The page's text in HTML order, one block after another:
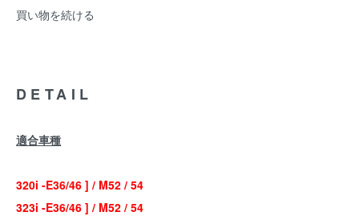
買い物を続ける
DETAIL
適合車種
320i -E36/46 ] / M52 / 54
323i -E36/46 ] / M52 / 54